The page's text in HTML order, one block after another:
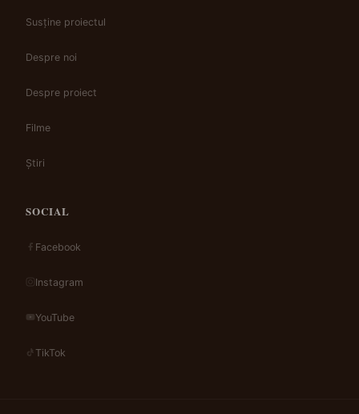
Susține proiectul
Despre noi
Despre proiect
Filme
Știri
SOCIAL
Facebook
Instagram
YouTube
TikTok